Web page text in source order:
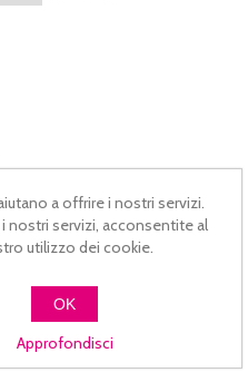
a offrire i nostri servizi.
nostri servizi, acconsentite al
utilizzo dei cookie.
OK
Approfondisci